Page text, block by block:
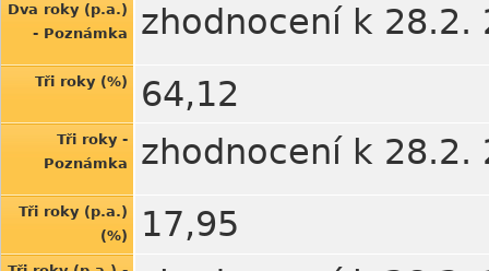
Dva roky (p.a.)
- Poznámka
zhodnocení k 28.2.
Tři roky (%) 64,12
Tři roky -
Poznámka
zhodnocení k 28.2.
Tři roky (p.a.)
(%)
17,95